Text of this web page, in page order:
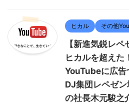
ヒカル その他
【新進気鋭レペ
ヒカルを超えた
YouTubeに広告
DJ集団レペゼ
の社長木元駿之